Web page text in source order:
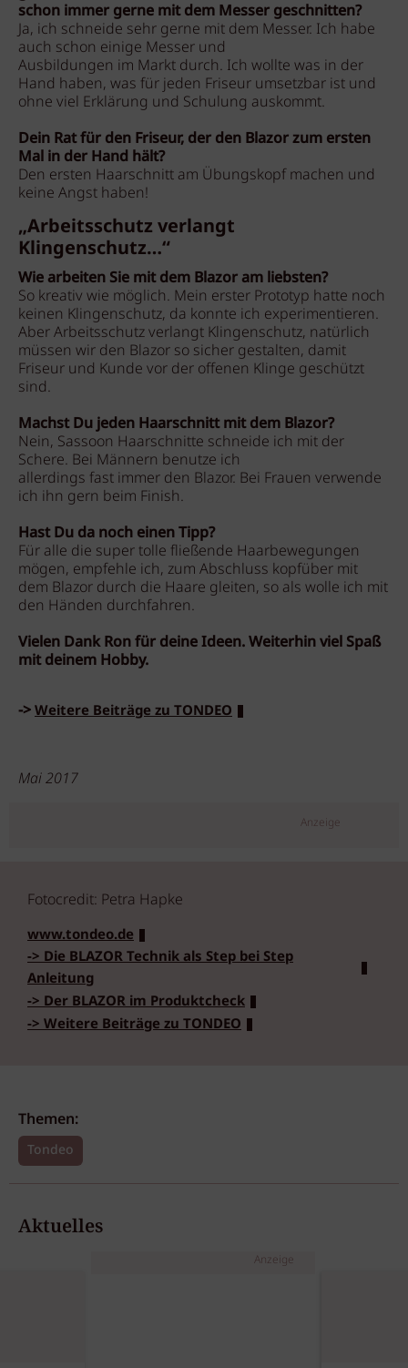
schon immer gerne mit dem Messer geschnitten?
Ja, ich schneide sehr gerne mit dem Messer. Ich habe
auch schon einige Messer und
Ausbildungen im Markt durch. Ich wollte was in der
Hand haben, was für jeden Friseur umsetzbar ist und
ohne viel Erklärung und Schulung auskommt.
Dein Rat für den Friseur, der den Blazor zum ersten
Mal in der Hand hält?
Den ersten Haarschnitt am Übungskopf machen und
keine Angst haben!
„Arbeitsschutz verlangt
Klingenschutz…“
Wie arbeiten Sie mit dem Blazor am liebsten?
So kreativ wie möglich. Mein erster Prototyp hatte noch
keinen Klingenschutz, da konnte ich experimentieren.
Aber Arbeitsschutz verlangt Klingenschutz, natürlich
müssen wir den Blazor so sicher gestalten, damit
Friseur und Kunde vor der offenen Klinge geschützt
sind.
Machst Du jeden Haarschnitt mit dem Blazor?
Nein, Sassoon Haarschnitte schneide ich mit der
Schere. Bei Männern benutze ich
allerdings fast immer den Blazor. Bei Frauen verwende
ich ihn gern beim Finish.
Hast Du da noch einen Tipp?
Für alle die super tolle fließende Haarbewegungen
mögen, empfehle ich, zum Abschluss kopfüber mit
dem Blazor durch die Haare gleiten, so als wolle ich mit
den Händen durchfahren.
Vielen Dank Ron für deine Ideen. Weiterhin viel Spaß
mit deinem Hobby.
->Weitere Beiträge zu TONDEO
Mai 2017
Anzeige
Fotocredit: Petra Hapke
www.tondeo.de
-> Die BLAZOR Technik als Step bei Step
Anleitung
-> Der BLAZOR im Produktcheck
-> Weitere Beiträge zu TONDEO
Themen:
Tondeo
Aktuelles
Anzeige